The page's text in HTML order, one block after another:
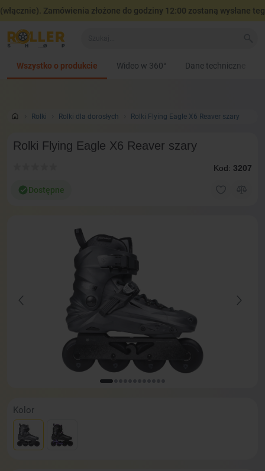
Zamówienia złożone do godziny 12:00 zostaną wysłane tego
Rolki Rolki dla dorosłych Rolki Flying Eagle X6 Reaver szary
Wszystko o produkcie Wideo w 360° Dane techniczne
Rolki Flying Eagle X6 Reaver szary
Dostępne
Kod: 3207
Kolor